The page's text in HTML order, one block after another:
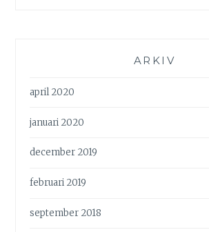
ARKIV
april 2020
januari 2020
december 2019
februari 2019
september 2018